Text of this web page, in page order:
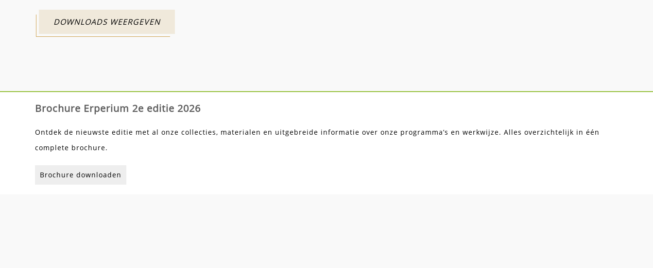
DOWNLOADS WEERGEVEN
Brochure Erperium 2e editie 2026
Ontdek de nieuwste editie met al onze collecties, materialen en uitgebreide informatie over onze programma’s en werkwijze. Alles overzichtelijk in één
complete brochure.
Brochure downloaden